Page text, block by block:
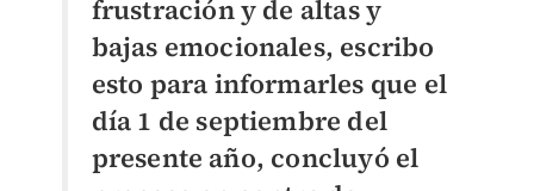
frustración y de altas y
bajas emocionales, escribo
esto para informarles que el
día 1 de septiembre del
presente año, concluyó el